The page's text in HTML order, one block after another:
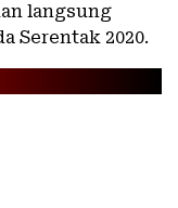
langsung
Serentak 2020.